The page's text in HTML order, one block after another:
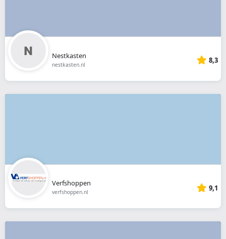
Nestkasten
nestkasten.nl 8,3
Verfshoppen
verfshoppen.nl 9,1